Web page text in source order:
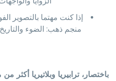
إذا كنت مهتما بالتصوير
منجم ذهب: الضوء
باختصار، ترابيريا وبلاتيريا أكثر